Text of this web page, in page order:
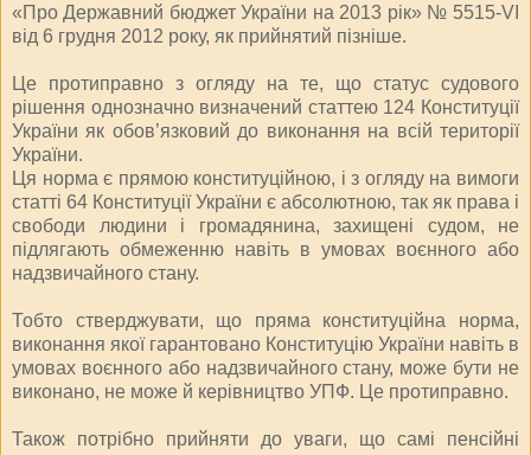
«Про Державний бюджет України на 2013 рік» № 5515-VI
від 6 грудня 2012 року, як прийнятий пізніше.
Це протиправно з огляду на те, що статус судового
рішення однозначно визначений статтею 124 Конституції
України як обов’язковий до виконання на всій території
України.
Ця норма є прямою конституційною, і з огляду на вимоги
статті 64 Конституції України є абсолютною, так як права і
свободи людини і громадянина, захищені судом, не
підлягають обмеженню навіть в умовах воєнного або
надзвичайного стану.
Тобто стверджувати, що пряма конституційна норма,
виконання якої гарантовано Конституцію України навіть в
умовах воєнного або надзвичайного стану, може бути не
виконано, не може й керівництво УПФ. Це протиправно.
Також потрібно прийняти до уваги, що самі пенсійні